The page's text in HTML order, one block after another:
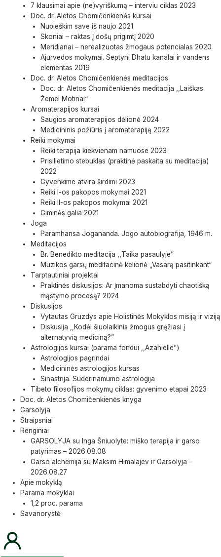
7 klausimai apie (ne)vyriškumą – interviu ciklas 2023
Doc. dr. Aletos Chomičenkienės kursai
Nupieškim save iš naujo 2021
Skoniai – raktas į došų prigimtį 2020
Meridianai – nerealizuotas žmogaus potencialas 2020
Ajurvedos mokymai. Septyni Dhatu kanalai ir vandens
elementas 2019
Doc. dr. Aletos Chomičenkienės meditacijos
Doc. dr. Aletos Chomičenkienės meditacija ,,Laiškas
Žemei Motinai“
Aromaterapijos kursai
Saugios aromaterapijos dėlionė 2024
Medicininis požiūris į aromaterapiją 2022
Reiki mokymai
Reiki terapija kiekvienam namuose 2023
Prisilietimo stebuklas (praktinė paskaita su meditacija)
2022
Gyvenkime atvira širdimi 2023
Reiki I-os pakopos mokymai 2021
Reiki II-os pakopos mokymai 2021
Giminės galia 2021
Joga
Paramhansa Jogananda. Jogo autobiografija, 1946 m.
Meditacijos
Br. Benedikto meditacija ,,Taika pasaulyje”
Muzikos garsų meditacinė kelionė „Vasarą pasitinkant“
Tarptautiniai projektai
Praktinės diskusijos: Ar įmanoma sustabdyti chaotišką
mąstymo procesą? 2024
Diskusijos
Vytautas Gruzdys apie Holistinės Mokyklos misiją ir viziją
Diskusija ,,Kodėl šiuolaikinis žmogus gręžiasi į
alternatyvią mediciną?”
Astrologijos kursai (parama fondui ,,Azahielle”)
Astrologijos pagrindai
Medicininės astrologijos kursas
Sinastrija. Suderinamumo astrologija
Tibeto filosofijos mokymų ciklas: gyvenimo etapai 2023
Doc. dr. Aletos Chomičenkienės knyga
Garsolyja
Straipsniai
Renginiai
GARSOLYJA su Inga Šniuolyte: miško terapija ir garso
patyrimas – 2026.08.08
Garso alchemija su Maksim Himalajev ir Garsolyja –
2026.08.27
Apie mokyklą
Parama mokyklai
1,2 proc. parama
Savanorystė